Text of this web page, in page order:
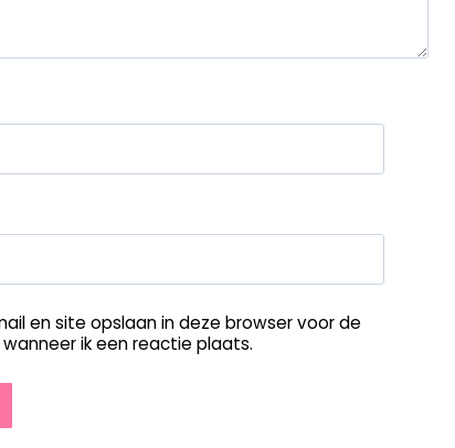
en site opslaan in deze browser voor de
ik een reactie plaats.